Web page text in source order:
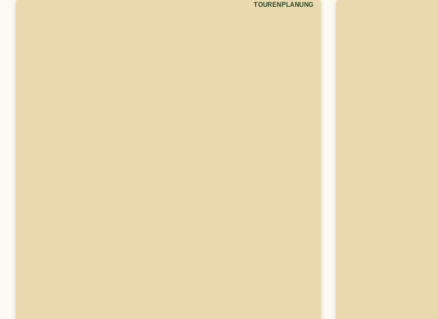
TOURENPLANUNG